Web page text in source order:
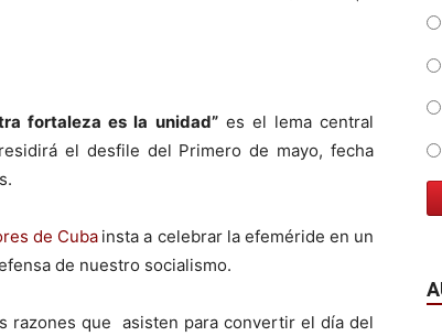
fortaleza es la unidad”es el lema central
el desfile del Primero de mayo, fecha
de Cuba insta a celebrar la efeméride en un
de nuestro socialismo.
razones que asisten para convertir el día del